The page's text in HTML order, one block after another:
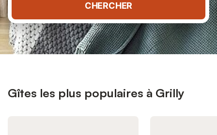
CHERCHER
Gîtes les plus populaires à Grilly